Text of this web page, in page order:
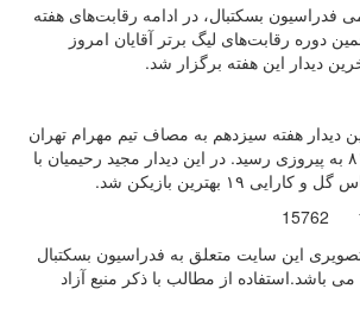
فدراسیون بسکتبال، در ادامه رقابت‌های هفته
دوره رقابت‌های لیگ برتر آقایان امروز
دیدار هفته سیزدهم به مصاف تیم مهرام تهران
رفت و با نتیجه ۸۴ بر ۸۱ به پیروزی رسید. در این دیدار مجید رحیمیان با
15762
اين سايت متعلق به فدراسیون بسکتبال
باشد.استفاده از مطالب با ذكر منبع آزاد